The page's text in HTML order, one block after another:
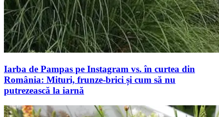
Iarba de Pampas pe Instagram vs. în curtea din
România: Mituri, frunze-brici și cum să nu
putrezească la iarnă